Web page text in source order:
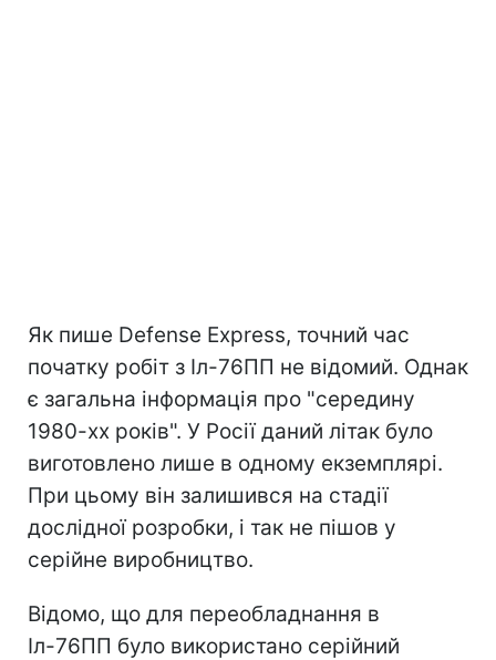
Як пише Defense Express, точний час
початку робіт з Іл-76ПП не відомий. Однак
є загальна інформація про "середину
1980-хх років". У Росії даний літак було
виготовлено лише в одному екземплярі.
При цьому він залишився на стадії
дослідної розробки, і так не пішов у
серійне виробництво.
Відомо, що для переобладнання в
Іл-76ПП було використано серійний